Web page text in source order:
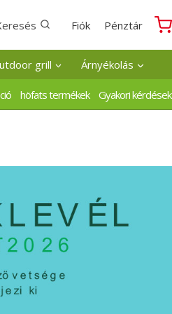
Fiók Pénztár
grill Árnyékolás
höfats termékek Gyakori kérdések